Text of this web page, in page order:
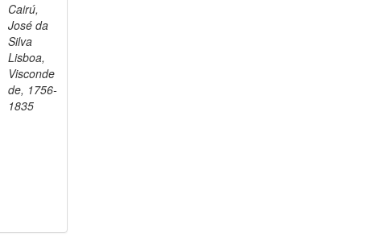
Cairú,
José da
Silva
Lisboa,
Visconde
de, 1756-
1835